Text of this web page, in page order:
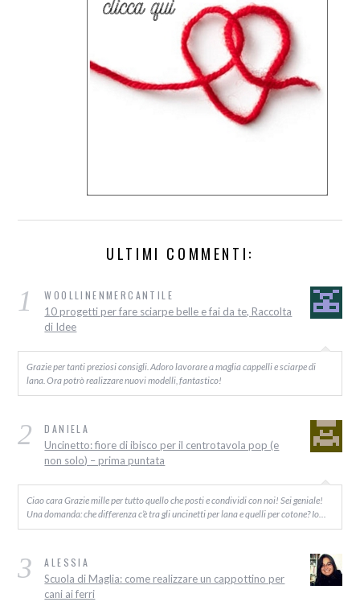
ULTIMI COMMENTI:
1 WOOLLINENMERCANTILE
10 progetti per fare sciarpe belle e fai da te, Raccolta
di Idee
Grazie per tanti preziosi consigli. Adoro lavorare a maglia cappelli e sciarpe di
lana. Ora potrò realizzare nuovi modelli, fantastico!
2 DANIELA
Uncinetto: fiore di ibisco per il centrotavola pop (e
non solo) – prima puntata
Ciao cara Grazie mille per tutto quello che posti e condividi con noi! Sei geniale!
Una domanda: che differenza c’è tra gli uncinetti per lana e quelli per cotone? Io…
3 ALESSIA
Scuola di Maglia: come realizzare un cappottino per
cani ai ferri